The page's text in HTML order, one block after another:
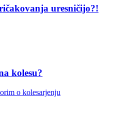
uresničijo?!
kolesu?
o kolesarjenju